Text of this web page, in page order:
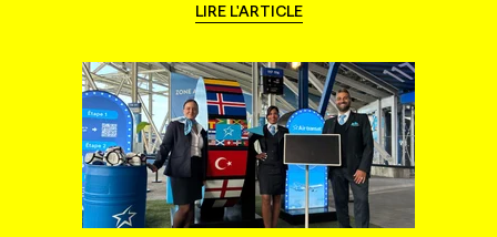
LIRE L'ARTICLE